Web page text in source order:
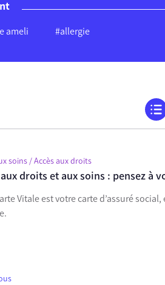
ameli #allergie
soins / Accès aux droits
aux droits et aux soins : pensez à
Vitale est votre carte d’assuré